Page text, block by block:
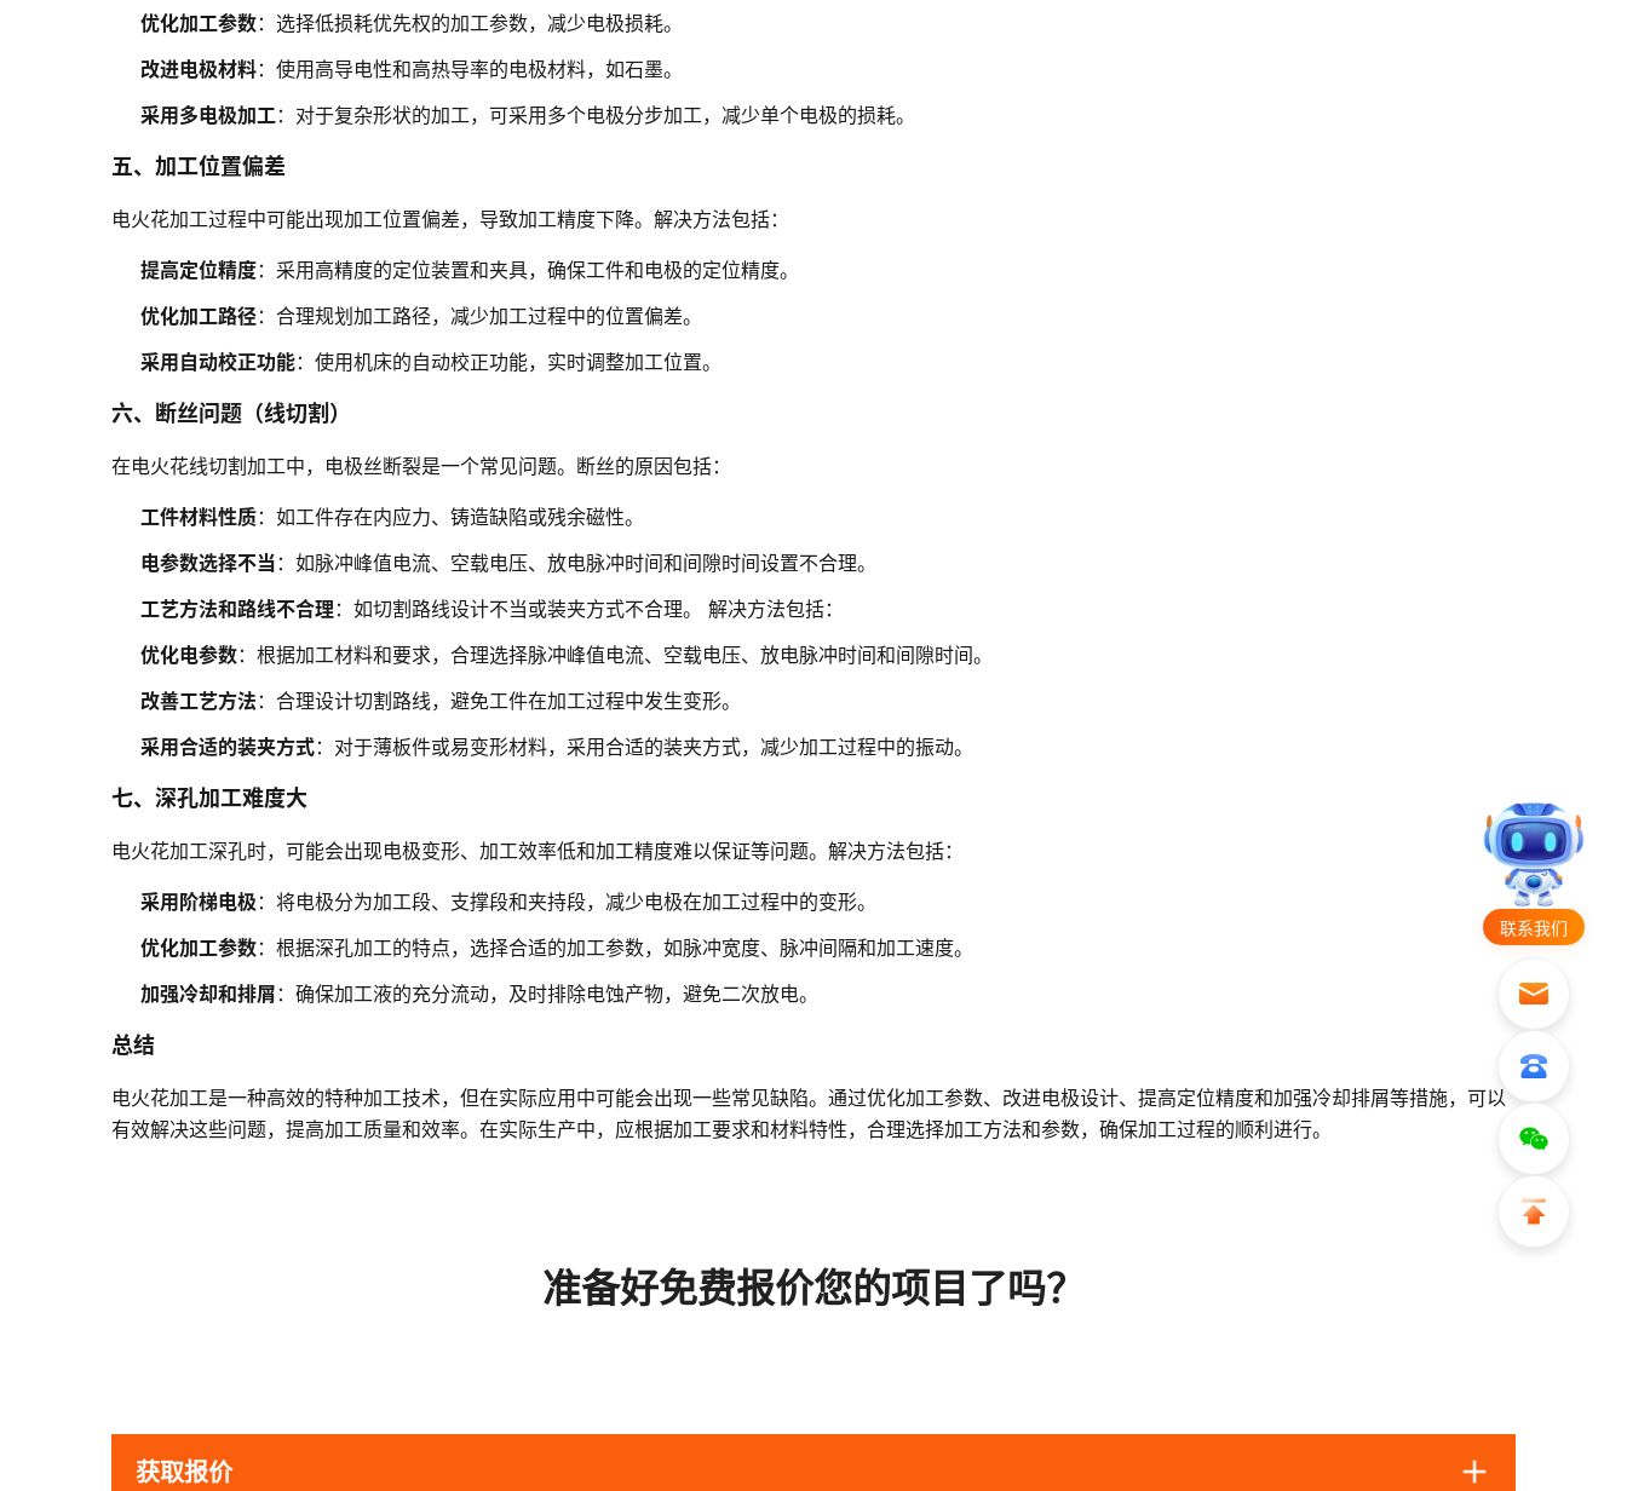
优化加工参数：选择低损耗优先权的加工参数，减少电极损耗。
改进电极材料：使用高导电性和高热导率的电极材料，如石墨。
采用多电极加工：对于复杂形状的加工，可采用多个电极分步加工，减少单个电极的损耗。
五、加工位置偏差
电火花加工过程中可能出现加工位置偏差，导致加工精度下降。解决方法包括：
提高定位精度：采用高精度的定位装置和夹具，确保工件和电极的定位精度。
优化加工路径：合理规划加工路径，减少加工过程中的位置偏差。
采用自动校正功能：使用机床的自动校正功能，实时调整加工位置。
六、断丝问题（线切割）
在电火花线切割加工中，电极丝断裂是一个常见问题。断丝的原因包括：
工件材料性质：如工件存在内应力、铸造缺陷或残余磁性。
电参数选择不当 ：如脉冲峰值电流、空载电压、放电脉冲时间和间隙时间设置不合理。
工艺方法和路线不合理 ：如切割路线设计不当或装夹方式不合理。 解决方法包括：
优化电参数：根据加工材料和要求，合理选择脉冲峰值电流、空载电压、放电脉冲时间和间隙时间。
改善工艺方法 ：合理设计切割路线，避免工件在加工过程中发生变形。
采用合适的装夹方式：对于薄板件或易变形材料，采用合适的装夹方式，减少加工过程中的振动。
七、深孔加工难度大
电火花加工深孔时，可能会出现电极变形、加工效率低和加工精度难以保证等问题。解决方法包括：
采用阶梯电极 ：将电极分为加工段、支撑段和夹持段，减少电极在加工过程中的变形。
优化加工参数：根据深孔加工的特点，选择合适的加工参数，如脉冲宽度、脉冲间隔和加工速度。
加强冷却和排屑 ：确保加工液的充分流动，及时排除电蚀产物，避免二次放电。
总结
电火花加工是一种高效的特种加工技术，但在实际应用中可能会出现一些常见缺陷。通过优化加工参数、改进电极设计、提高定位精度和加强冷却排屑等措施，可以
有效解决这些问题，提高加工质量和效率。在实际生产中，应根据加工要求和材料特性，合理选择加工方法和参数，确保加工过程的顺利进行。
准备好免费报价您的项目了吗？
获取报价
联系我们